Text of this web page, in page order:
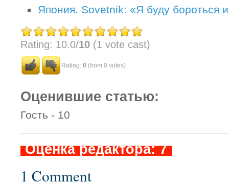
Япония. Sovetnik: «Я буду бороться
Rating: 10.0/10 (1 vote cast)
Rating: 0 (from 0 votes)
Оценившие статью:
Гость - 10
-Оценка редактора: 7-
1 Comment